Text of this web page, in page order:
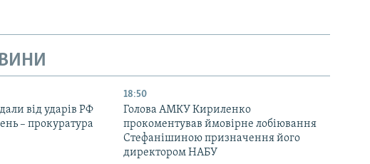
від ударів РФ
– прокуратура
18:50
Голова АМКУ Кириленко
прокоментував ймовірне лобіювання
Стефанішиною призначення його
директором НАБУ